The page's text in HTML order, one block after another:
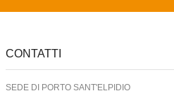
CONTATTI
SEDE DI PORTO SANT'ELPIDIO